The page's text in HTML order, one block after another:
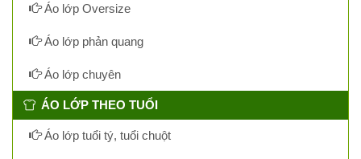
Áo lớp Oversize
Áo lớp phản quang
Áo lớp chuyên
ÁO LỚP THEO TUỔI
Áo lớp tuổi tý, tuổi chuột